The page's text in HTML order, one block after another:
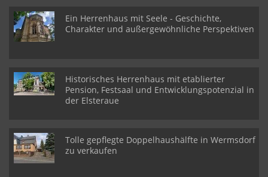
Ein Herrenhaus mit Seele - Geschichte,
Charakter und außergewöhnliche Perspektiven
Historisches Herrenhaus mit etablierter
Pension, Festsaal und Entwicklungspotenzial in
der Elsteraue
Tolle gepflegte Doppelhaushälfte in Wermsdorf
zu verkaufen